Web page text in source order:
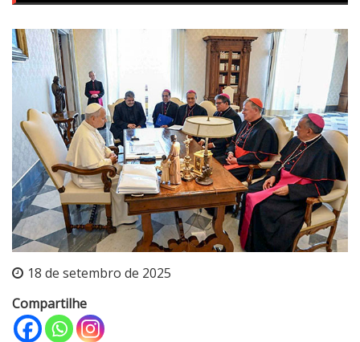
18 de setembro de 2025
Compartilhe